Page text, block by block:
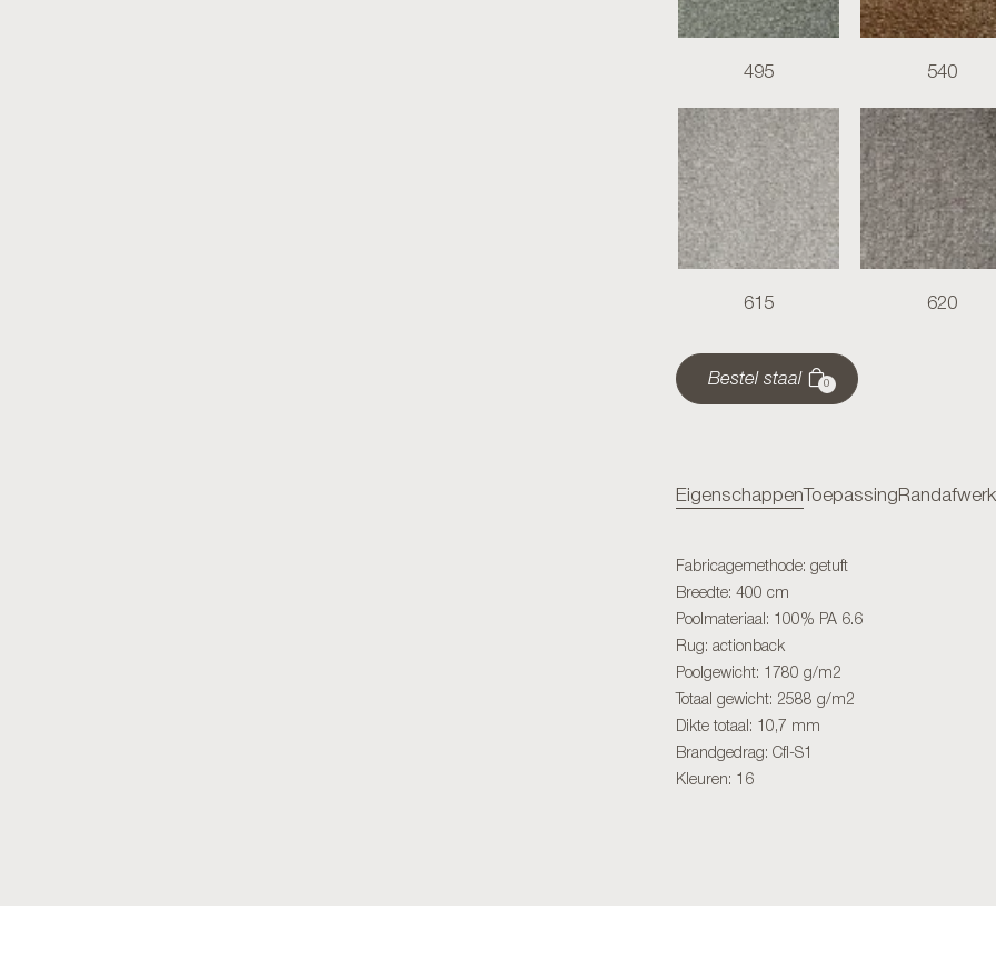
495 540
615 620
Bestel staal 0
Eigenschappen Toepassing
Fabricagemethode: getuft
Breedte: 400 cm
Poolmateriaal: 100% PA 6.6
Rug: actionback
Poolgewicht: 1780 g/m2
Totaal gewicht: 2588 g/m2
Dikte totaal: 10,7 mm
Brandgedrag: Cfl-S1
Kleuren: 16